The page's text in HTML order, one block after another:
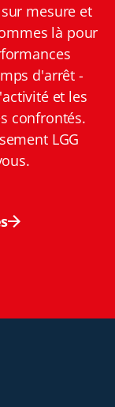
mesure et
là pour
d'arrêt -
et les
confrontés.
LGG